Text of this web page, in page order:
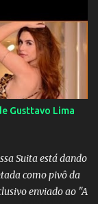
Gusttavo Lima
Suita está dando
como pivô da
enviado ao "A